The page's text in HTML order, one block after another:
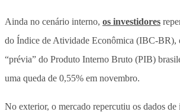
Ainda no cenário interno, os investidores
do Índice de Atividade Econômica (IBC-BR),
“prévia” do Produto Interno Bruto (PIB)
uma queda de 0,55% em novembro.
No exterior, o mercado repercutiu os dados de